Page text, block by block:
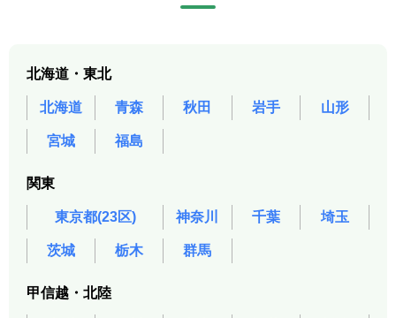
北海道・東北
北海道 青森 秋田 岩手 山形
宮城 福島
関東
東京都(23区) 神奈川 千葉 埼玉
茨城 栃木 群馬
甲信越・北陸